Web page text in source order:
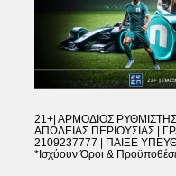
21+| ΑΡΜΟΔΙΟΣ
ΑΠΩΛΕΙΑΣ ΠΕΡΙΟΥΣΙΑΣ |
2109237777 | ΠΑΙΞΕ
*Ισχύουν Όροι &